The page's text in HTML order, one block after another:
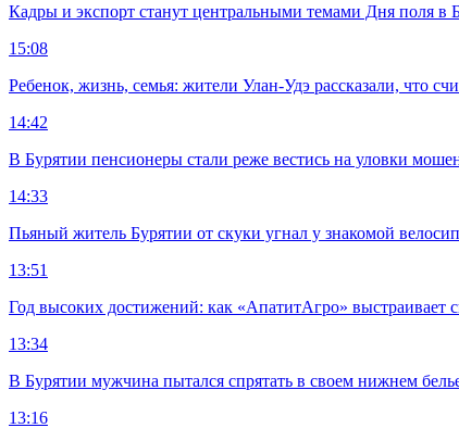
Кадры и экспорт станут центральными темами Дня поля в
15:08
Ребенок, жизнь, семья: жители Улан-Удэ рассказали, что
14:42
В Бурятии пенсионеры стали реже вестись на уловки
14:33
Пьяный житель Бурятии от скуки угнал у знакомой
13:51
Год высоких достижений: как «АпатитАгро» выстраивает
13:34
В Бурятии мужчина пытался спрятать в своем нижнем
13:16